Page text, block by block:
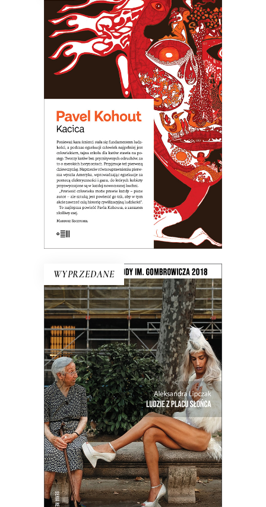
E-BOOK DO KOSZYKA
KACICA
Opowieść o dziewczynce, która nie
zdała do liceum teatralnego, więc
poszła do szkoły dla katów. Arcydzieło
czarnego humoru!
48.00zł 31.20 zł
KSIĄŻKA DO KOSZYKA
WYPRZEDANE
LUDZIE Z PLACU SŁOŃCA
Intymny portret kraju na rozdrożu.
Miejsca, w którym coś się skończyło, a
nowe jeszcze nie zaczęło. Reportaże o
Hiszpanii z krwi i kości, a nie z
turystycznego folderu.
39.00zł 19.50zł